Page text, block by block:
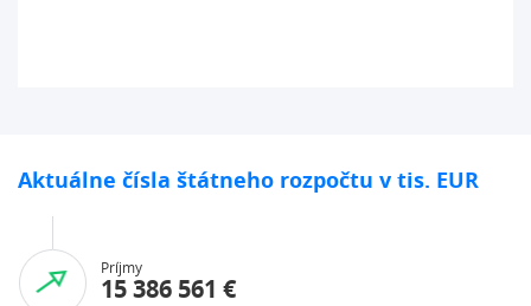
Aktuálne čísla štátneho rozpočtu v tis. EUR
Príjmy
15 386 561 €